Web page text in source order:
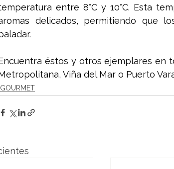
entre 8°C y 10°C. Esta
delicados, permitiendo que
éstos y otros ejemplares en
Viña del Mar o Puerto
GOURMET